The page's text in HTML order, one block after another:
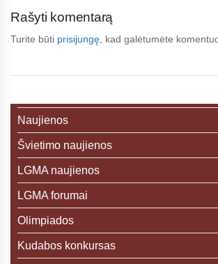
Rašyti komentarą
Turite būti prisijungę , kad galėtumėte
Naujienos
Švietimo naujienos
LGMA naujienos
LGMA forumai
Olimpiados
Kudabos konkursas